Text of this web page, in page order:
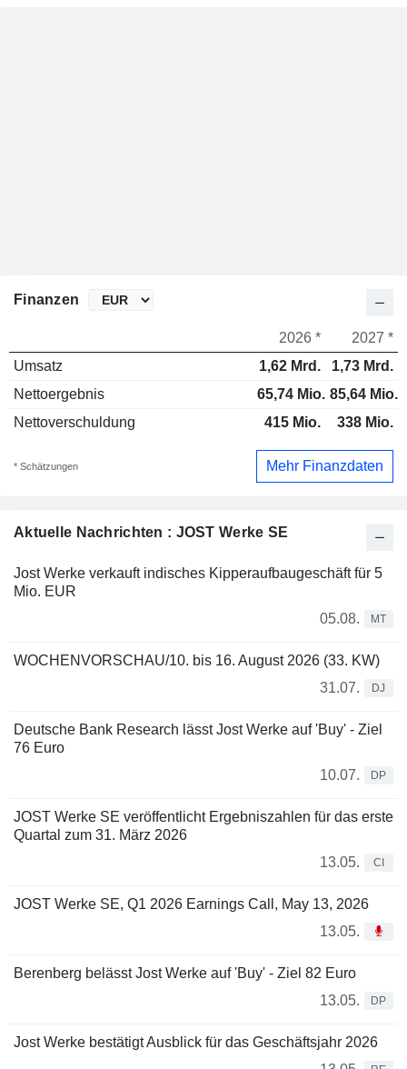
Aktuelle Nachrichten : JOST Werke SE
Jost Werke verkauft indisches Kipperaufbaugeschäft für 5
Mio. EUR
05.08.
MT
WOCHENVORSCHAU/10. bis 16. August 2026 (33. KW)
31.07.
DJ
Deutsche Bank Research lässt Jost Werke auf 'Buy' - Ziel
76 Euro
10.07.
DP
JOST Werke SE veröffentlicht Ergebniszahlen für das erste
Quartal zum 31. März 2026
13.05.
CI
JOST Werke SE, Q1 2026 Earnings Call, May 13, 2026
13.05.
Berenberg belässt Jost Werke auf 'Buy' - Ziel 82 Euro
13.05.
DP
Jost Werke bestätigt Ausblick für das Geschäftsjahr 2026
Finanzen
2026 *
2027 *
Umsatz
1,62 Mrd.
1,73 Mrd.
Nettoergebnis
65,74 Mio. 85,64 Mio.
Nettoverschuldung
415 Mio. 338 Mio.
* Schätzungen Mehr Finanzdaten